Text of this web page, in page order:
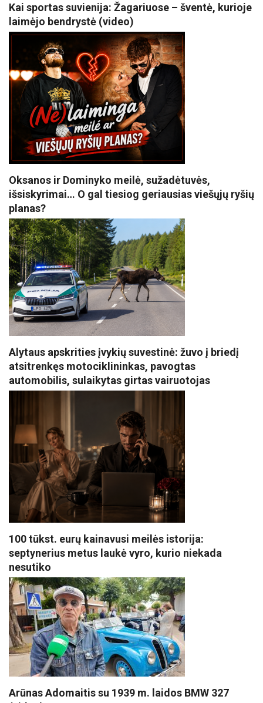
Kai sportas suvienija: Žagariuose – šventė, kurioje
laimėjo bendrystė (video)
Oksanos ir Dominyko meilė, sužadėtuvės,
išsiskyrimai… O gal tiesiog geriausias viešųjų ryšių
planas?
Alytaus apskrities įvykių suvestinė: žuvo į briedį
atsitrenkęs motociklininkas, pavogtas
automobilis, sulaikytas girtas vairuotojas
100 tūkst. eurų kainavusi meilės istorija:
septynerius metus laukė vyro, kurio niekada
nesutiko
Arūnas Adomaitis su 1939 m. laidos BMW 327